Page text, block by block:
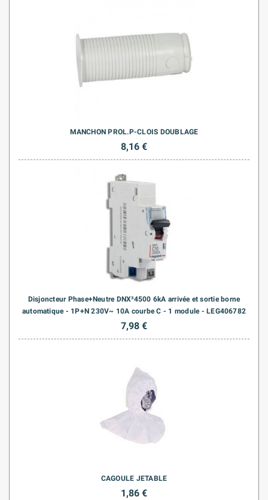
MANCHON PROL.P-CLOIS DOUBLAGE
8,16 €
Disjoncteur Phase+Neutre DNX³4500 6kA arrivée et sortie borne
automatique - 1P+N 230V~ 10A courbe C - 1 module - LEG406782
7,98 €
CAGOULE JETABLE
1,86 €